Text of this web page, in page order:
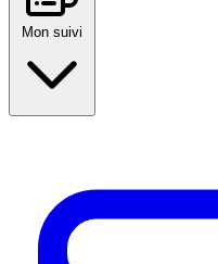
Mon suivi